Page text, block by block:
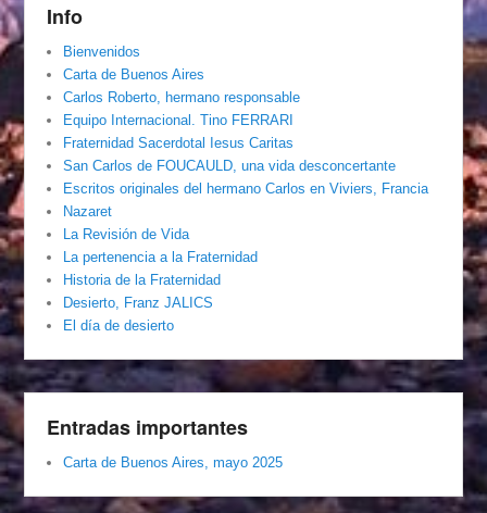
Info
Bienvenidos
Carta de Buenos Aires
Carlos Roberto, hermano responsable
Equipo Internacional. Tino FERRARI
Fraternidad Sacerdotal Iesus Caritas
San Carlos de FOUCAULD, una vida desconcertante
Escritos originales del hermano Carlos en Viviers, Francia
Nazaret
La Revisión de Vida
La pertenencia a la Fraternidad
Historia de la Fraternidad
Desierto, Franz JALICS
El día de desierto
Entradas importantes
Carta de Buenos Aires, mayo 2025